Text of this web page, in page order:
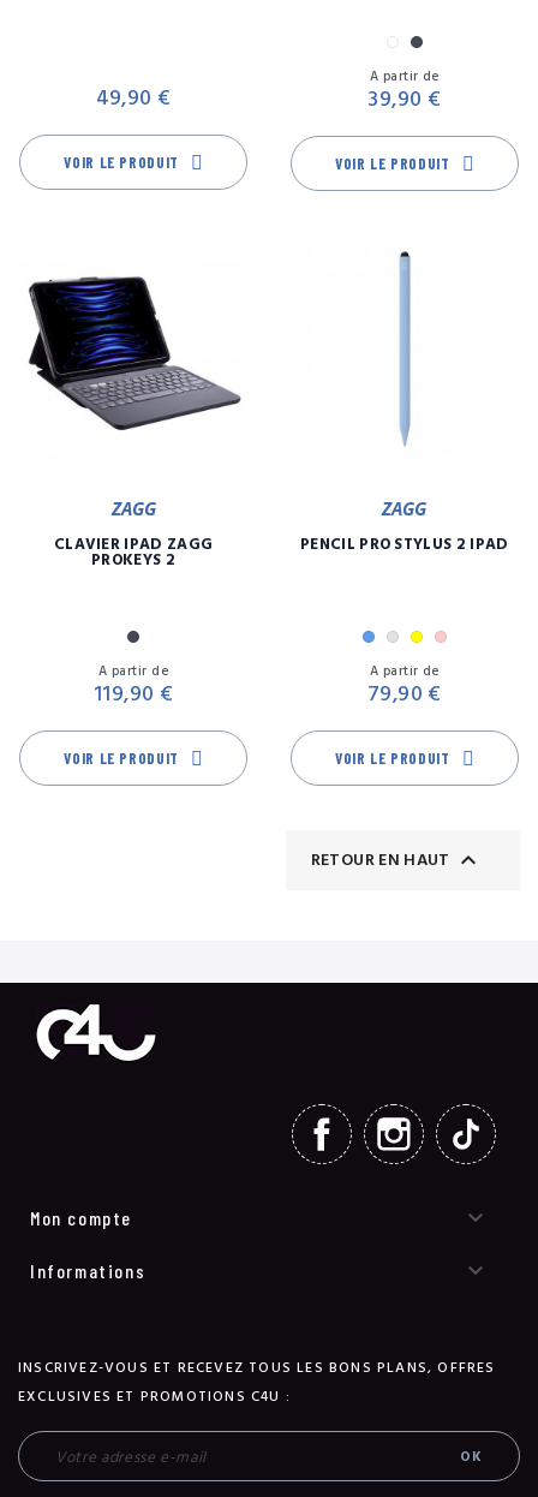
49,90 €
VOIR LE PRODUIT
BlancNoir
A partir de
39,90 €
VOIR LE PRODUIT
ZAGG
CLAVIER IPAD ZAGG
PROKEYS 2
Noir
A partir de
119,90 €
VOIR LE PRODUIT
ZAGG
PENCIL PRO STYLUS 2 IPAD
BleuGrisJauneRose
A partir de
79,90 €
VOIR LE PRODUIT
RETOUR EN HAUT 
FACEBOOK INSTAGRAM
Mon compte 
Informations 
INSCRIVEZ-VOUS ET RECEVEZ TOUS LES BONS PLANS, OFFRES
EXCLUSIVES ET PROMOTIONS C4U :